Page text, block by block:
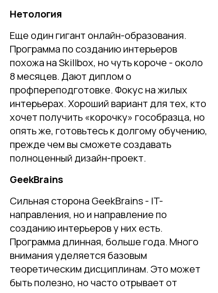
Нетология
Еще один гигант онлайн-образования.
Программа по созданию интерьеров
похожа на Skillbox, но чуть короче - около
8 месяцев. Дают диплом о
профпереподготовке. Фокус на жилых
интерьерах. Хороший вариант для тех, кто
хочет получить «корочку» гособразца, но
опять же, готовьтесь к долгому обучению,
прежде чем вы сможете создавать
полноценный дизайн-проект.
GeekBrains
Сильная сторона GeekBrains - IT-
направления, но и направление по
созданию интерьеров у них есть.
Программа длинная, больше года. Много
внимания уделяется базовым
теоретическим дисциплинам. Это может
быть полезно, но часто отрывает от